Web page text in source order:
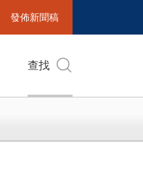
發佈新聞稿
查找